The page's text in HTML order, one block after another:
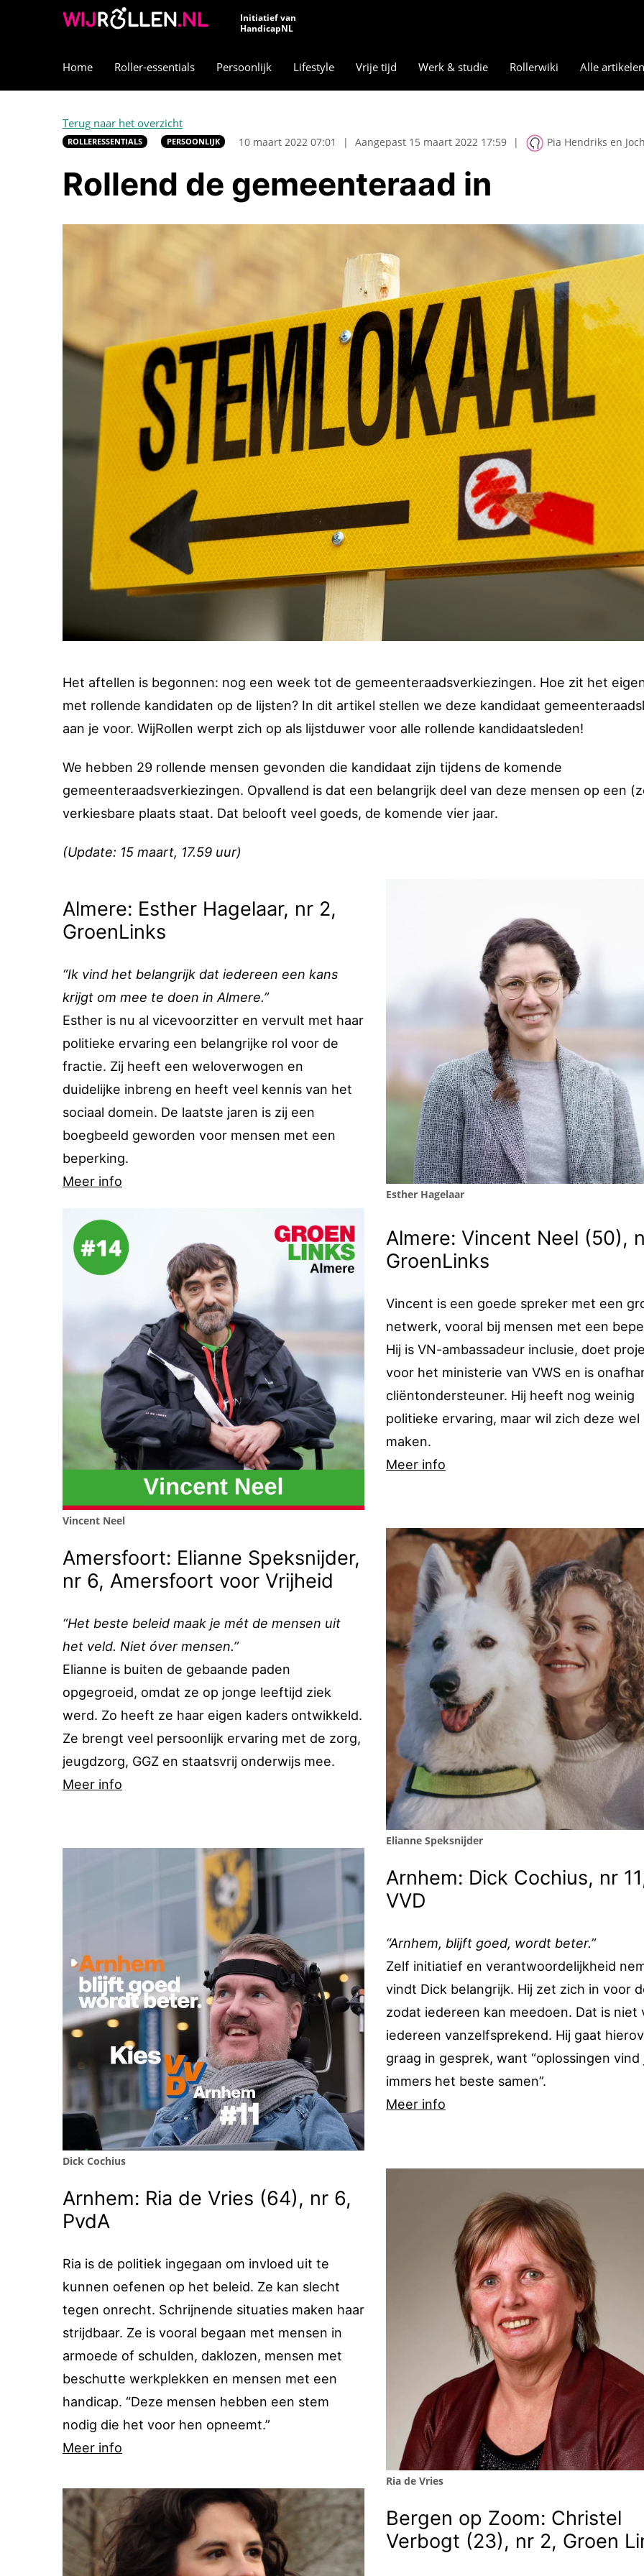
Initiatief van
HandicapNL
Home Roller-essentials Persoonlijk Lifestyle Vrije tijd Werk & studie Rollerwiki Alle artikelen
Terug naar het overzicht
ROLLERESSENTIALS PERSOONLIJK 10 maart 2022 07:01 | Aangepast 15 maart 2022 17:59 | Pia Hendriks en
Rollend de gemeenteraad in
Het aftellen is begonnen: nog een week tot de gemeenteraadsverkiezingen. Hoe zit het
met rollende kandidaten op de lijsten? In dit artikel stellen we deze kandidaat
aan je voor. WijRollen werpt zich op als lijstduwer voor alle rollende kandidaatsleden!
We hebben 29 rollende mensen gevonden die kandidaat zijn tijdens de komende
gemeenteraadsverkiezingen. Opvallend is dat een belangrijk deel van deze mensen op een
verkiesbare plaats staat. Dat belooft veel goeds, de komende vier jaar.
(Update: 15 maart, 17.59 uur)
Almere: Esther Hagelaar, nr 2,
GroenLinks
“Ik vind het belangrijk dat iedereen een kans
krijgt om mee te doen in Almere.”
Esther is nu al vicevoorzitter en vervult met haar
politieke ervaring een belangrijke rol voor de
fractie. Zij heeft een weloverwogen en
duidelijke inbreng en heeft veel kennis van het
sociaal domein. De laatste jaren is zij een
boegbeeld geworden voor mensen met een
beperking.
Meer info
Esther Hagelaar
Vincent Neel
Almere: Vincent Neel (50),
GroenLinks
Vincent is een goede spreker met een
netwerk, vooral bij mensen met een
Hij is VN-ambassadeur inclusie, doet
voor het ministerie van VWS en is
cliëntondersteuner. Hij heeft nog weinig
politieke ervaring, maar wil zich deze wel
maken.
Meer info
Amersfoort: Elianne Speksnijder,
nr 6, Amersfoort voor Vrijheid
“Het beste beleid maak je mét de mensen uit
het veld. Niet óver mensen.”
Elianne is buiten de gebaande paden
opgegroeid, omdat ze op jonge leeftijd ziek
werd. Zo heeft ze haar eigen kaders ontwikkeld.
Ze brengt veel persoonlijk ervaring met de zorg,
jeugdzorg, GGZ en staatsvrij onderwijs mee.
Meer info
Elianne Speksnijder
Dick Cochius
Arnhem: Dick Cochius, nr
VVD
“Arnhem, blijft goed, wordt beter.”
Zelf initiatief en verantwoordelijkheid
vindt Dick belangrijk. Hij zet zich in voor
zodat iedereen kan meedoen. Dat is niet
iedereen vanzelfsprekend. Hij gaat
graag in gesprek, want “oplossingen vind
immers het beste samen”.
Meer info
Arnhem: Ria de Vries (64), nr 6,
PvdA
Ria is de politiek ingegaan om invloed uit te
kunnen oefenen op het beleid. Ze kan slecht
tegen onrecht. Schrijnende situaties maken haar
strijdbaar. Ze is vooral begaan met mensen in
armoede of schulden, daklozen, mensen met
beschutte werkplekken en mensen met een
handicap. “Deze mensen hebben een stem
nodig die het voor hen opneemt.”
Meer info
Ria de Vries
Bergen op Zoom: Christel
Verbogt (23), nr 2, Groen